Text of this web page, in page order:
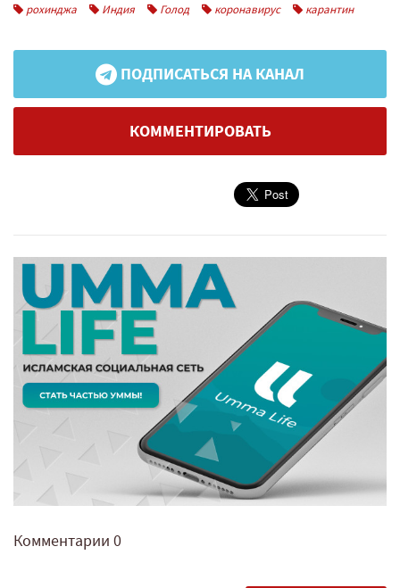
рохинджа Индия Голод коронавирус карантин
ПОДПИСАТЬСЯ НА КАНАЛ
КОММЕНТИРОВАТЬ
Комментарии 0